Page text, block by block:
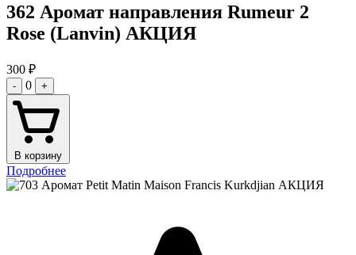
362 Аромат направления Rumeur 2
Rose (Lanvin) АКЦИЯ
300 ₽
- 0 +
В корзину
Подробнее